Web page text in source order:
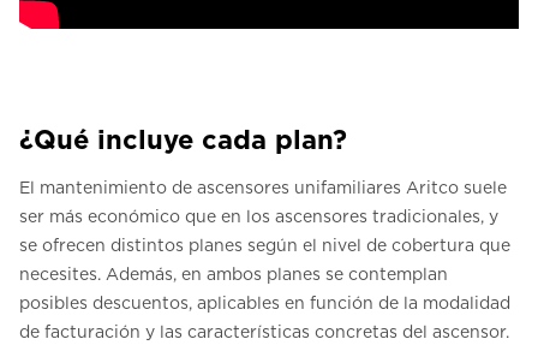
¿Qué incluye cada plan?
El mantenimiento de ascensores unifamiliares Aritco suele
ser más económico que en los ascensores tradicionales, y
se ofrecen distintos planes según el nivel de cobertura que
necesites. Además, en ambos planes se contemplan
posibles descuentos, aplicables en función de la modalidad
de facturación y las características concretas del ascensor.